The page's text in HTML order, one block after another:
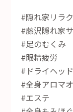
#隠れ家リラ
#藤沢隠れ家
#足のむくみ
#眼精疲労
#ドライヘッ
#全身アロマ
#エステ